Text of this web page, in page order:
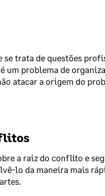
trata de questões
um problema de
atacar a origem do
a raiz do conflito e
lo da maneira mais